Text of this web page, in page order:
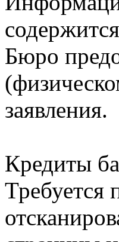
Бюро
заявления.
Кредиты
Требуется